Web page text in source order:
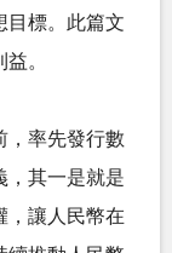
目標。此篇文
。
，率先發行數
，其一是就是
，讓人民幣在